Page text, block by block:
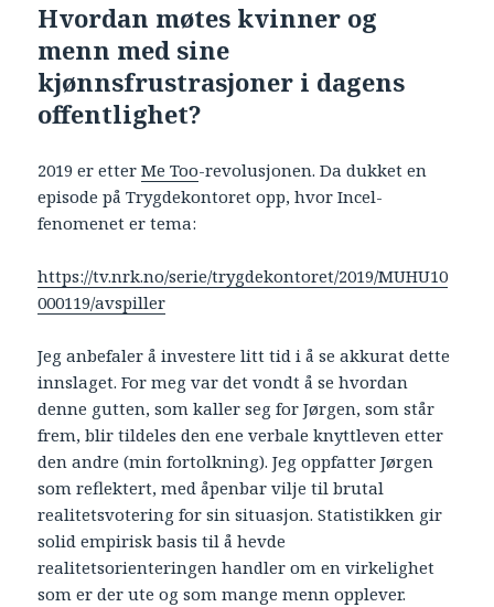
Hvordan møtes kvinner og
menn med sine
kjønnsfrustrasjoner i dagens
offentlighet?
2019 er etterMe Too-revolusjonen. Da dukket en
episode på Trygdekontoret opp, hvor Incel-
fenomenet er tema:
https://tv.nrk.no/serie/trygdekontoret/2019/MUHU10
000119/avspiller
Jeg anbefaler å investere litt tid i å se akkurat dette
innslaget. For meg var det vondt å se hvordan
denne gutten, som kaller seg for Jørgen, som står
frem, blir tildeles den ene verbale knyttleven etter
den andre (min fortolkning). Jeg oppfatter Jørgen
som reflektert, med åpenbar vilje til brutal
realitetsvotering for sin situasjon. Statistikken gir
solid empirisk basis til å hevde
realitetsorienteringen handler om en virkelighet
som er der ute og som mange menn opplever.